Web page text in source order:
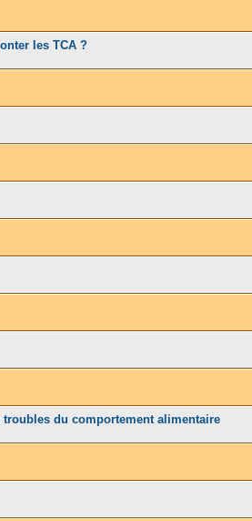
les TCA ?
du comportement alimentaire